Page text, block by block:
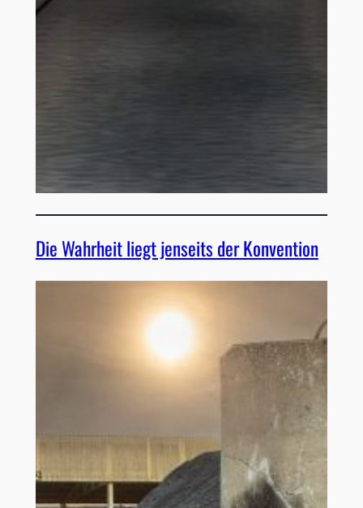
Die Wahrheit liegt jenseits der Konvention